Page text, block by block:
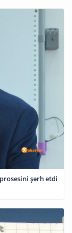
şərh etdi